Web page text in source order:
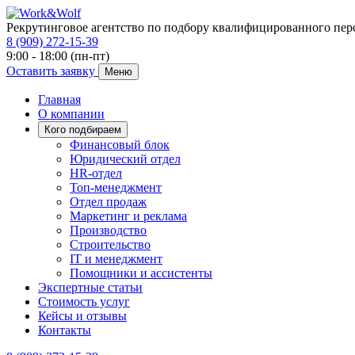
Рекрутинговое агентство по подбору квалифицированного
8 (909) 272-15-39
9:00 - 18:00 (пн-пт)
Оставить заявку
Меню
Главная
О компании
Кого подбираем
Финансовый блок
Юридический отдел
HR-отдел
Топ-менеджмент
Отдел продаж
Маркетинг и реклама
Производство
Строительство
IT и менеджмент
Помощники и ассистенты
Экспертные статьи
Стоимость услуг
Кейсы и отзывы
Контакты